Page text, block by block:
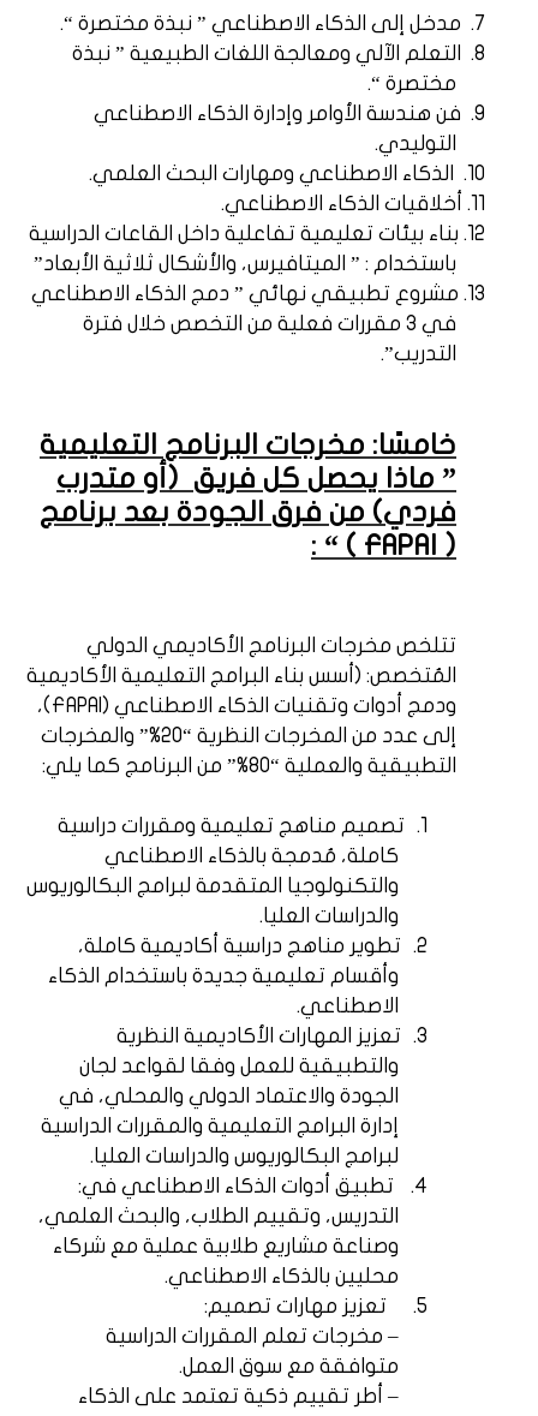
7.
مدخل إلى الذكاء الاصطناعي ” نبذة مختصرة “.
8.
التعلم الآلي ومعالجة اللغات الطبيعية ” نبذة
مختصرة “.
9.
فن هندسة الأوامر وإدارة الذكاء الاصطناعي
التوليدي.
10.
الذكاء الاصطناعي ومهارات البحث العلمي.
11.
أخلاقيات الذكاء الاصطناعي.
12. بناء بيئات تعليمية تفاعلية داخل القاعات الدراسية
باستخدام : ” الميتافيرس، والأشكال ثلاثية الأبعاد”
13. مشروع تطبيقي نهائي ” دمج الذكاء الاصطناعي
في 3 مقررات فعلية من التخصص خلال فترة
التدريب”.
خامسًا: مخرجات البرنامج التعليمية
” ماذا يحصل كل فريق (أو متدرب
فردي) من فرق الجودة بعد برنامج
(
FAPAI
) “ :
تتلخص مخرجات البرنامج الأكاديمي الدولي
المُتخصص: (أسس بناء البرامج التعليمية الأكاديمية
ودمج أدوات وتقنيات الذكاء الاصطناعي ( FAPAI)،
إلى عدد من المخرجات النظرية “20%” والمخرجات
التطبيقية والعملية “80%” من البرنامج كما يلي:
1.
تصميم مناهج تعليمية ومقررات دراسية
كاملة، مُدمجة بالذكاء الاصطناعي
والتكنولوجيا المتقدمة لبرامج البكالوريوس
والدراسات العليا.
2.
تطوير مناهج دراسية أكاديمية كاملة،
وأقسام تعليمية جديدة باستخدام الذكاء
الاصطناعي.
3.
تعزيز المهارات الأكاديمية النظرية
والتطبيقية للعمل وفقا لقواعد لجان
الجودة والاعتماد الدولي والمحلي، في
إدارة البرامج التعليمية والمقررات الدراسية
لبرامج البكالوريوس والدراسات العليا.
4.
تطبيق أدوات الذكاء الاصطناعي في:
التدريس، وتقييم الطلاب، والبحث العلمي،
وصناعة مشاريع طلابية عملية مع شركاء
محليين بالذكاء الاصطناعي.
5.
تعزيز مهارات تصميم:
– مخرجات تعلم المقررات الدراسية
متوافقة مع سوق العمل.
– أطر تقييم ذكية تعتمد على الذكاء